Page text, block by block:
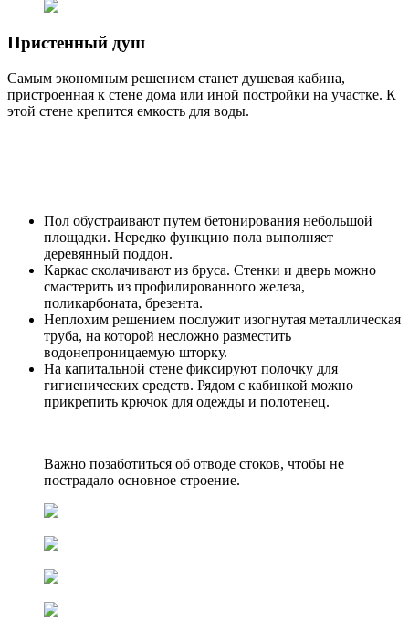
Пристенный душ
Самым экономным решением станет душевая кабина,
пристроенная к стене дома или иной постройки на участке. К
этой стене крепится емкость для воды.
Пол обустраивают путем бетонирования небольшой
площадки. Нередко функцию пола выполняет
деревянный поддон.
Каркас сколачивают из бруса. Стенки и дверь можно
смастерить из профилированного железа,
поликарбоната, брезента.
Неплохим решением послужит изогнутая металлическая
труба, на которой несложно разместить
водонепроницаемую шторку.
На капитальной стене фиксируют полочку для
гигиенических средств. Рядом с кабинкой можно
прикрепить крючок для одежды и полотенец.
Важно позаботиться об отводе стоков, чтобы не
пострадало основное строение.